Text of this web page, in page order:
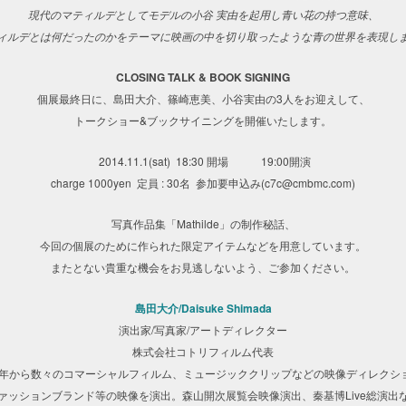
現代のマティルデとしてモデルの小谷 実由を起用し青い花の持つ意味、
ルデとは何だったのかをテーマに映画の中を切り取ったような青の世界を表現し
CLOSING TALK & BOOK SIGNING
個展最終日に、島田大介、篠崎恵美、小谷実由の3人をお迎えして、
トークショー&ブックサイニングを開催いたします。
2014.11.1(sat) 18:30 開場 19:00開演
charge 1000yen 定員 : 30名 参加要申込み(c7c@cmbmc.com)
写真作品集「Mathilde」の制作秘話、
今回の個展のために作られた限定アイテムなどを用意しています。
またとない貴重な機会をお見逃しないよう、ご参加ください。
島田大介/Daisuke Shimada
演出家/写真家/アートディレクター
株式会社コトリフィルム代表
から数々のコマーシャルフィルム、ミュージッククリップなどの映像ディレクシ
ッションブランド等の映像を演出。森山開次展覧会映像演出、秦基博Live総演出